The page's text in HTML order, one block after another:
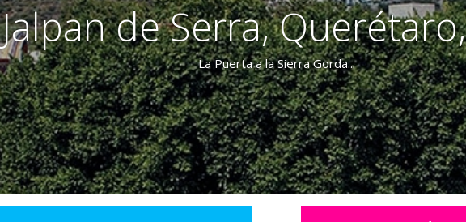
Jalpan de Serra,
La Puerta a la Sierra Gorda...